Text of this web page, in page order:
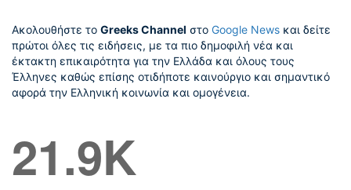
Ακολουθήστε το Greeks Channel στο Google News και δείτε
πρώτοι όλες τις ειδήσεις, με τα πιο δημοφιλή νέα και
έκτακτη επικαιρότητα για την Ελλάδα και όλους τους
Έλληνες καθώς επίσης οτιδήποτε καινούργιο και σημαντικό
αφορά την Ελληνική κοινωνία και ομογένεια.
21.9K